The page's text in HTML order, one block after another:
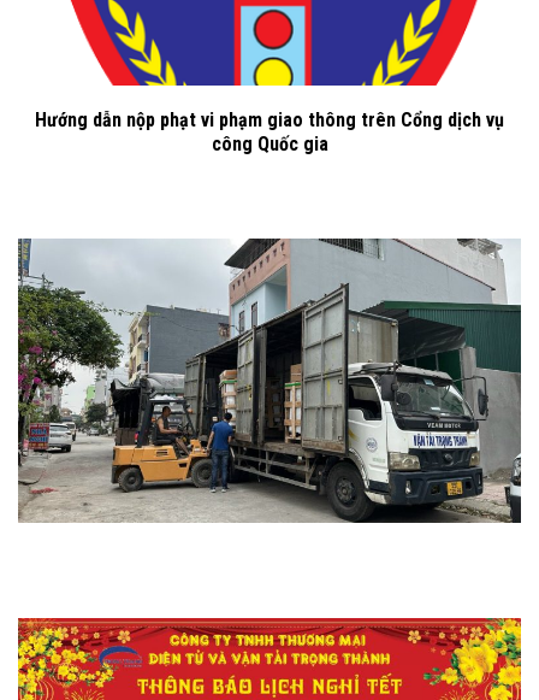
Hướng dẫn nộp phạt vi phạm giao thông trên Cổng dịch vụ
công Quốc gia